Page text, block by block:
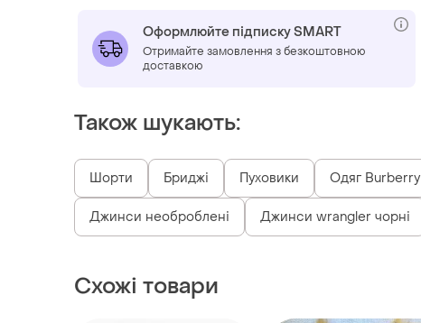
Оформлюйте підписку SMART
Отримайте замовлення з безкоштовною
доставкою
Також шукають:
Шорти Бриджі Пуховики Одяг Burberry
Джинси необроблені Джинси wrangler чорні
Схожі товари